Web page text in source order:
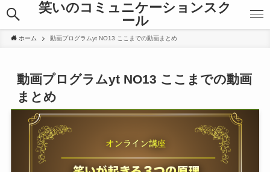
笑いのコミュニケーションスク
ール
ホーム 動画プログラムyt NO13 ここまでの動画まとめ
動画プログラムyt NO13 ここまでの動画
まとめ